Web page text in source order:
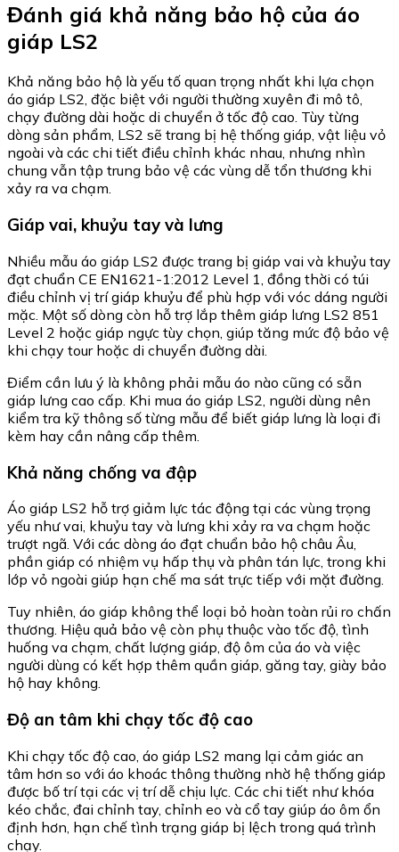
Đánh giá khả năng bảo hộ của áo
giáp LS2
Khả năng bảo hộ là yếu tố quan trọng nhất khi lựa chọn
áo giáp LS2, đặc biệt với người thường xuyên đi mô tô,
chạy đường dài hoặc di chuyển ở tốc độ cao. Tùy từng
dòng sản phẩm, LS2 sẽ trang bị hệ thống giáp, vật liệu vỏ
ngoài và các chi tiết điều chỉnh khác nhau, nhưng nhìn
chung vẫn tập trung bảo vệ các vùng dễ tổn thương khi
xảy ra va chạm.
Giáp vai, khuỷu tay và lưng
Nhiều mẫu áo giáp LS2 được trang bị giáp vai và khuỷu tay
đạt chuẩn CE EN1621-1:2012 Level 1, đồng thời có túi
điều chỉnh vị trí giáp khuỷu để phù hợp với vóc dáng người
mặc. Một số dòng còn hỗ trợ lắp thêm giáp lưng LS2 851
Level 2 hoặc giáp ngực tùy chọn, giúp tăng mức độ bảo vệ
khi chạy tour hoặc di chuyển đường dài.
Điểm cần lưu ý là không phải mẫu áo nào cũng có sẵn
giáp lưng cao cấp. Khi mua áo giáp LS2, người dùng nên
kiểm tra kỹ thông số từng mẫu để biết giáp lưng là loại đi
kèm hay cần nâng cấp thêm.
Khả năng chống va đập
Áo giáp LS2 hỗ trợ giảm lực tác động tại các vùng trọng
yếu như vai, khuỷu tay và lưng khi xảy ra va chạm hoặc
trượt ngã. Với các dòng áo đạt chuẩn bảo hộ châu Âu,
phần giáp có nhiệm vụ hấp thụ và phân tán lực, trong khi
lớp vỏ ngoài giúp hạn chế ma sát trực tiếp với mặt đường.
Tuy nhiên, áo giáp không thể loại bỏ hoàn toàn rủi ro chấn
thương. Hiệu quả bảo vệ còn phụ thuộc vào tốc độ, tình
huống va chạm, chất lượng giáp, độ ôm của áo và việc
người dùng có kết hợp thêm quần giáp, găng tay, giày bảo
hộ hay không.
Độ an tâm khi chạy tốc độ cao
Khi chạy tốc độ cao, áo giáp LS2 mang lại cảm giác an
tâm hơn so với áo khoác thông thường nhờ hệ thống giáp
được bố trí tại các vị trí dễ chịu lực. Các chi tiết như khóa
kéo chắc, đai chỉnh tay, chỉnh eo và cổ tay giúp áo ôm ổn
định hơn, hạn chế tình trạng giáp bị lệch trong quá trình
chạy.